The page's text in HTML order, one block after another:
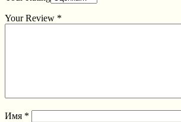
Your Review *
Имя *